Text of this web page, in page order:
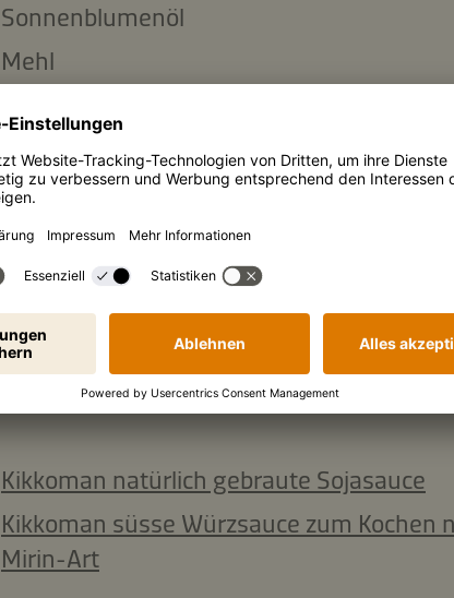
Sonnenblumenöl
Mehl
Wasser
japanischer Art
Kikkoman Sauce für Reis
Kikkoman natürlich gebraute Sojasauce
Kikkoman süsse Würzsauce zum Kochen
Mirin-Art